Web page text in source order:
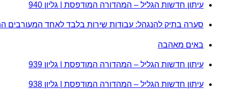
עיתון חדשות הגליל – המהדורה המודפסת | גליון 940
סערה בתיק להנגהל: עבודות שירות בלבד לאחד המעורבים
באים מאהבה
עיתון חדשות הגליל – המהדורה המודפסת | גליון 939
עיתון חדשות הגליל – המהדורה המודפסת | גליון 938